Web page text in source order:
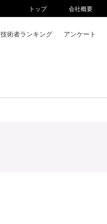
トップ 会社概要
技術者ランキング アンケート